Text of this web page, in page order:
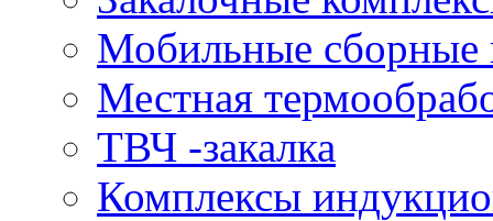
Мобильные сборные
Местная
ТВЧ -закалка
Комплексы